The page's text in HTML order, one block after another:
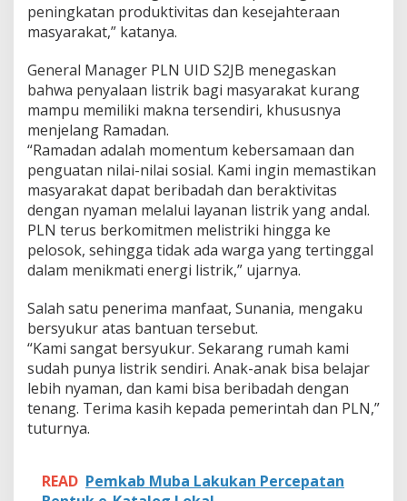
peningkatan produktivitas dan kesejahteraan
masyarakat,” katanya.
General Manager PLN UID S2JB menegaskan
bahwa penyalaan listrik bagi masyarakat kurang
mampu memiliki makna tersendiri, khususnya
menjelang Ramadan.
“Ramadan adalah momentum kebersamaan dan
penguatan nilai-nilai sosial. Kami ingin memastikan
masyarakat dapat beribadah dan beraktivitas
dengan nyaman melalui layanan listrik yang andal.
PLN terus berkomitmen melistriki hingga ke
pelosok, sehingga tidak ada warga yang tertinggal
dalam menikmati energi listrik,” ujarnya.
Salah satu penerima manfaat, Sunania, mengaku
bersyukur atas bantuan tersebut.
“Kami sangat bersyukur. Sekarang rumah kami
sudah punya listrik sendiri. Anak-anak bisa belajar
lebih nyaman, dan kami bisa beribadah dengan
tenang. Terima kasih kepada pemerintah dan PLN,”
tuturnya.
READ Pemkab Muba Lakukan Percepatan